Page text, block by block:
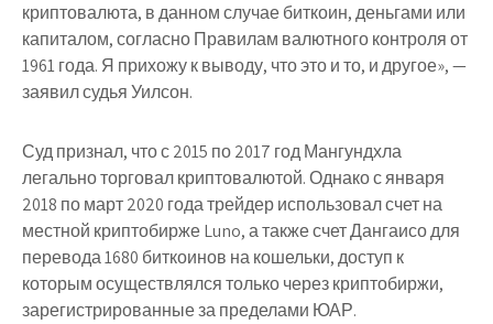
криптовалюта, в данном случае биткоин, деньгами или
капиталом, согласно Правилам валютного контроля от
1961 года. Я прихожу к выводу, что это и то, и другое», —
заявил судья Уилсон.
Суд признал, что с 2015 по 2017 год Мангундхла
легально торговал криптовалютой. Однако с января
2018 по март 2020 года трейдер использовал счет на
местной криптобирже Luno, а также счет Дангаисо для
перевода 1680 биткоинов на кошельки, доступ к
которым осуществлялся только через криптобиржи,
зарегистрированные за пределами ЮАР.